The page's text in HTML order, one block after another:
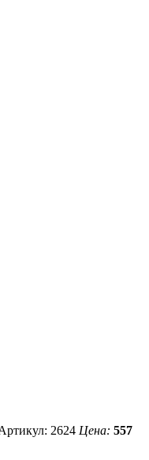
2624 Цена: 557